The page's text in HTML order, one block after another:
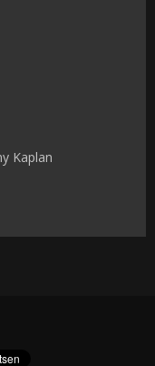
Kaplan